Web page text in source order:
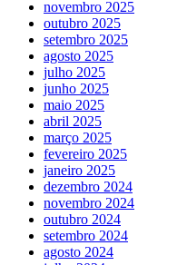
novembro 2025
outubro 2025
setembro 2025
agosto 2025
julho 2025
junho 2025
maio 2025
abril 2025
março 2025
fevereiro 2025
janeiro 2025
dezembro 2024
novembro 2024
outubro 2024
setembro 2024
agosto 2024